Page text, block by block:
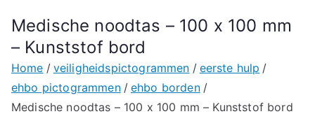
Medische noodtas – 100 x 100 mm
– Kunststof bord
Home veiligheidspictogrammen
eerste hulp
ehbo pictogrammen
ehbo borden
Medische noodtas – 100 x 100 mm – Kunststof bord